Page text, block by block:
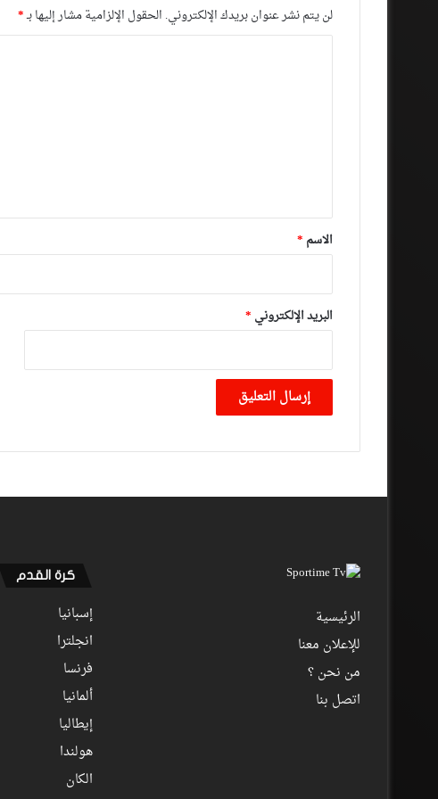
لن يتم نشر عنوان بريدك الإلكتروني. الحقول الإلزامية مشار إليها بـ*
*
الاسم *
البريد الإلكتروني *
الرئيسية
للإعلان معنا
من نحن ؟
اتصل بنا
كرة القدم
إسبانيا
انجلترا
فرنسا
ألمانيا
إيطاليا
هولندا
الكان